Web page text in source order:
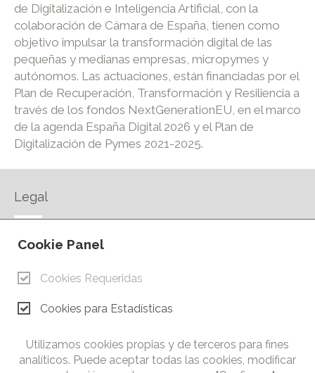
de Digitalización e Inteligencia Artificial, con la
colaboración de Cámara de España, tienen como
objetivo impulsar la transformación digital de las
pequeñas y medianas empresas, micropymes y
autónomos. Las actuaciones, están financiadas por el
Plan de Recuperación, Transformación y Resiliencia a
través de los fondos NextGenerationEU, en el marco
de la agenda España Digital 2026 y el Plan de
Digitalización de Pymes 2021-2025.
Legal
AVISO LEGAL
CONTACTO
Cámara de Comercio e Industria de Ciudad Real. Todos los
derechos reservados. Prohibida la reproducción total o parcial
de los contenidos de esta web.
Cookie Panel
Cookies Requeridas
Cookies para Estadísticas
Utilizamos cookies propias y de terceros para fines
analíticos. Puede aceptar todas las cookies, modificar